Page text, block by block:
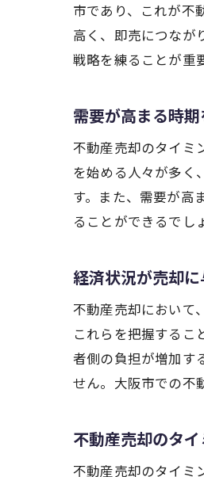
市であり、これが不
高く、即売につなが
戦略を練ることが重
需要が高まる時
不動産売却のタイミ
を始める人々が多く
す。また、需要が高
ることができるでし
経済状況が売却
不動産売却において
これらを把握するこ
者側の負担が増加す
せん。大阪市での不
不動産売却のタ
不動産売却のタイミ